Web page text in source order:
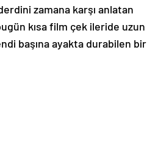
zamana karşı anlatan
kısa film çek ileride uzun
başına ayakta durabilen bir